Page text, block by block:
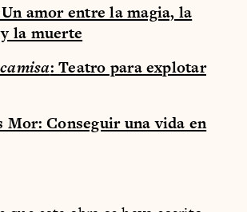
amor entre la magia, la
la muerte
: Teatro para explotar
Mor: Conseguir una vida en